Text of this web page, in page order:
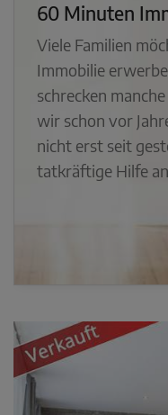
60 Minuten
Viele Familien
Immobilie
schrecken
wir schon vor
nicht erst seit
tatkräftige Hilfe